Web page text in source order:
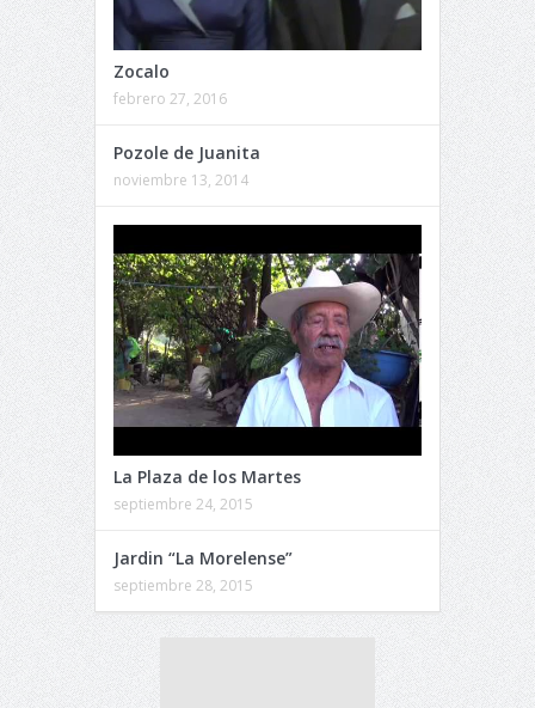
Zocalo
febrero 27, 2016
Pozole de Juanita
noviembre 13, 2014
La Plaza de los Martes
septiembre 24, 2015
Jardin “La Morelense”
septiembre 28, 2015